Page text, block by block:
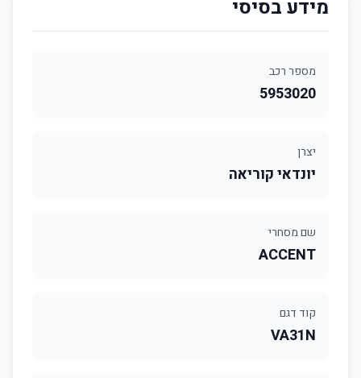
מידע בסיסי
מספר רכב
5953020
יצרן
יונדאי קוריאה
שם מסחרי
ACCENT
קוד דגם
VA31N